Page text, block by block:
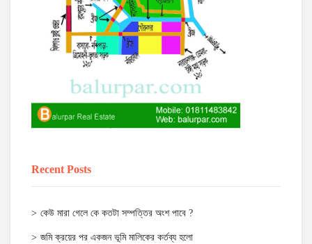
Recent Posts
কেউ মারা গেলে কে কতটা সম্পত্তির অংশ পাবে ?
জমি ক্রয়ের পর একজন ভূমি মালিকের কর্তব্য হলো